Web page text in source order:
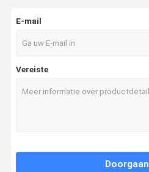
E-mail
Vereiste
Doorgaan